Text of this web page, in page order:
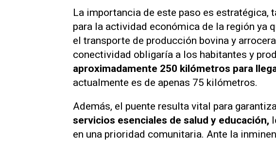
La importancia de este paso es estratégica,
para la actividad económica de la región ya
el transporte de producción bovina y
conectividad obligaría a los habitantes y
aproximadamente 250 kilómetros para
actualmente es de apenas 75 kilómetros.
Además, el puente resulta vital para
servicios esenciales de salud y educación,
en una prioridad comunitaria. Ante la